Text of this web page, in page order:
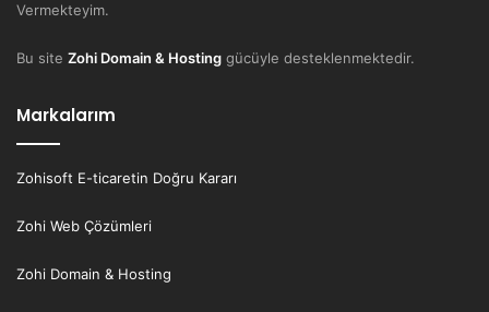
Vermekteyim.
Bu site Zohi Domain & Hosting gücüyle desteklenmektedir.
Markalarım
Zohisoft E-ticaretin Doğru Kararı
Zohi Web Çözümleri
Zohi Domain & Hosting